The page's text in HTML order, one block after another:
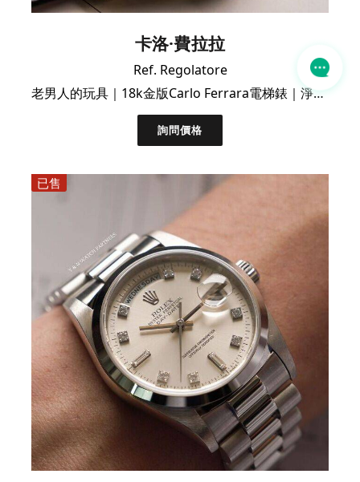
卡洛·費拉拉
Ref. Regolatore
老男人的玩具｜18k金版Carlo Ferrara電梯錶｜淨錶好價
詢問價格
已售